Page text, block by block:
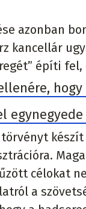
azonban
kancellár
építi
célokat
a